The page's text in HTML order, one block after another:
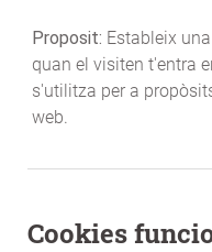
Proposit: Estableix
quan el visiten t'entra
s'utilitza per a
web.
Cookies